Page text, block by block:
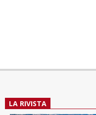
LA RIVISTA